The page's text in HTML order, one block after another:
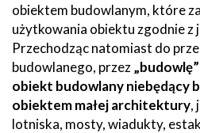
obiektem budowlanym, które
użytkowania obiektu zgodnie z
Przechodząc natomiast do
budowlanego, przez„budowlę”
obiekt budowlany niebędący
obiektem małej architektury,
lotniska, mosty, wiadukty,